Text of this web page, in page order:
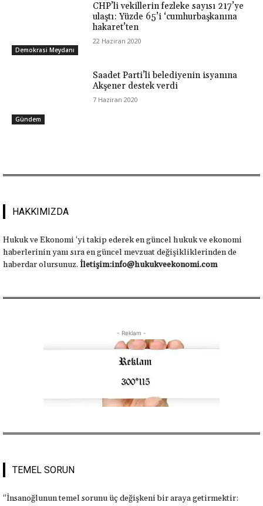
Demokrasi Meydanı
CHP’li vekillerin fezleke sayısı 217’ye
ulaştı: Yüzde 65’i ‘cumhurbaşkanına
hakaret’ten
22 Haziran 2020
Gündem
Saadet Parti’li belediyenin isyanına
Akşener destek verdi
7 Haziran 2020
HAKKIMIZDA
Hukuk ve Ekonomi ‘yi takip ederek en güncel hukuk ve ekonomi
haberlerinin yanı sıra en güncel mevzuat değişikliklerinden de
haberdar olursunuz. İletişim:info@hukukveekonomi.com
- Reklam -
TEMEL SORUN
“İnsanoğlunun temel sorunu üç değişkeni bir araya getirmektir: